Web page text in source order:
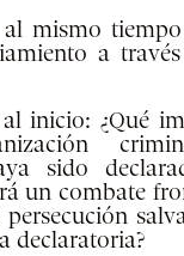
al mismo
a
inicio: ¿Qué
sido
un combate
declaratoria?